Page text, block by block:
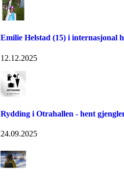
Emilie Helstad (15) i internasjonal
12.12.2025
Rydding i Otrahallen - hent
24.09.2025